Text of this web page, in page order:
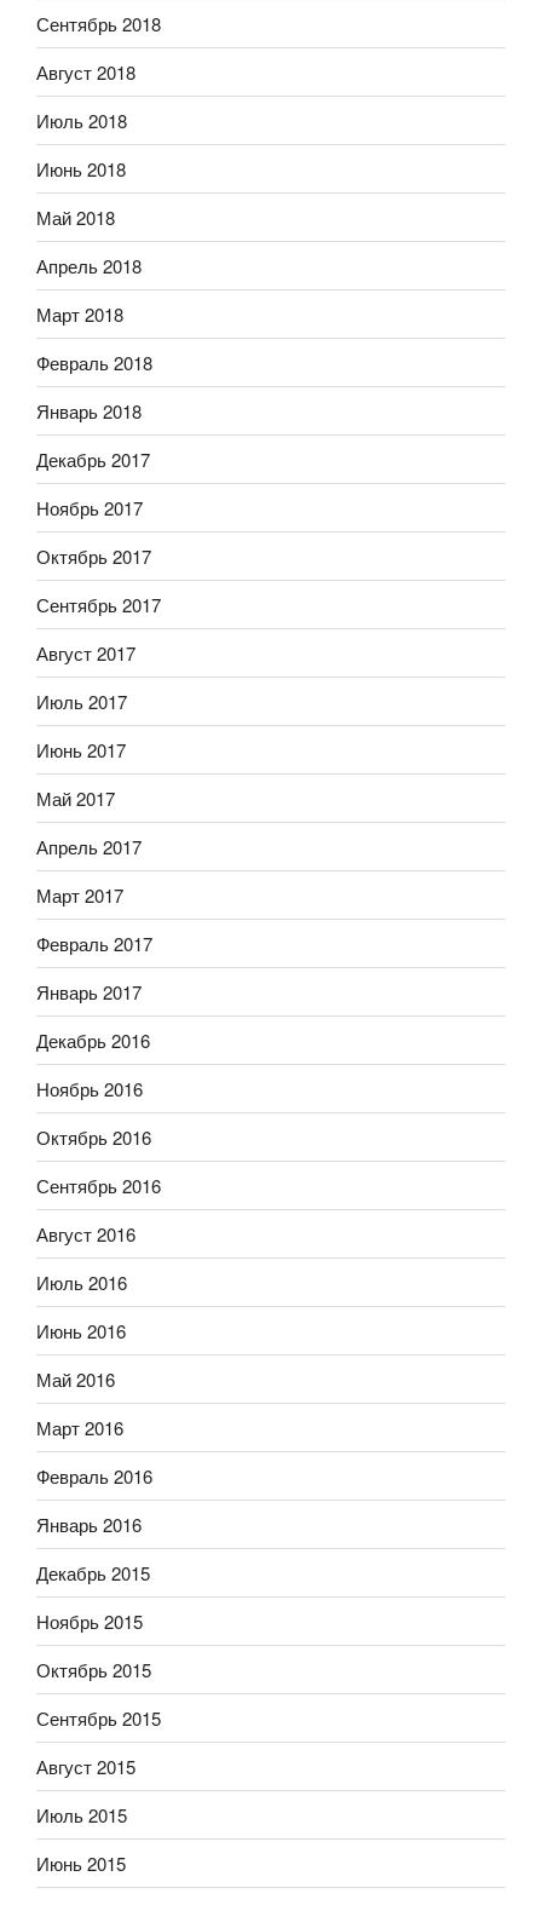
Сентябрь 2018
Август 2018
Июль 2018
Июнь 2018
Май 2018
Апрель 2018
Март 2018
Февраль 2018
Январь 2018
Декабрь 2017
Ноябрь 2017
Октябрь 2017
Сентябрь 2017
Август 2017
Июль 2017
Июнь 2017
Май 2017
Апрель 2017
Март 2017
Февраль 2017
Январь 2017
Декабрь 2016
Ноябрь 2016
Октябрь 2016
Сентябрь 2016
Август 2016
Июль 2016
Июнь 2016
Май 2016
Март 2016
Февраль 2016
Январь 2016
Декабрь 2015
Ноябрь 2015
Октябрь 2015
Сентябрь 2015
Август 2015
Июль 2015
Июнь 2015